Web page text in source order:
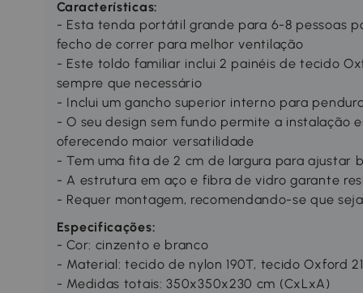
Características:
- Esta tenda portátil grande para 6-8 pessoas
fecho de correr para melhor ventilação
- Este toldo familiar inclui 2 painéis de tecido
sempre que necessário
- Inclui um gancho superior interno para
- O seu design sem fundo permite a instalação
oferecendo maior versatilidade
- Tem uma fita de 2 cm de largura para ajustar
- A estrutura em aço e fibra de vidro garante
- Requer montagem, recomendando-se que
Especificações:
- Cor: cinzento e branco
- Material: tecido de nylon 190T, tecido Oxford
- Medidas totais: 350x350x230 cm (CxLxA)